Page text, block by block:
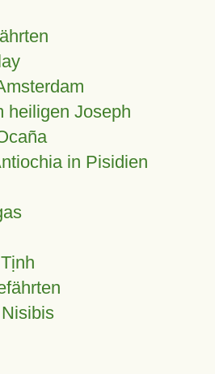
heiligen Joseph
in Pisidien